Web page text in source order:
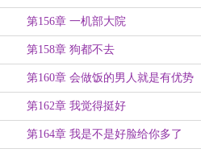
第156章 一机部大院
第158章 狗都不去
第160章 会做饭的男人就是有优势
第162章 我觉得挺好
第164章 我是不是好脸给你多了